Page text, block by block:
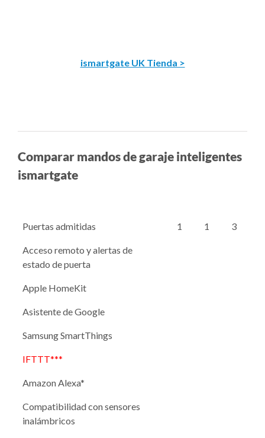
ismartgate UK Tienda >
Comparar mandos de garaje inteligentes
ismartgate
Puertas admitidas 1 1 3
Acceso remoto y alertas de
estado de puerta
Apple HomeKit
Asistente de Google
Samsung SmartThings
IFTTT***
Amazon Alexa*
Compatibilidad con sensores
inalámbricos